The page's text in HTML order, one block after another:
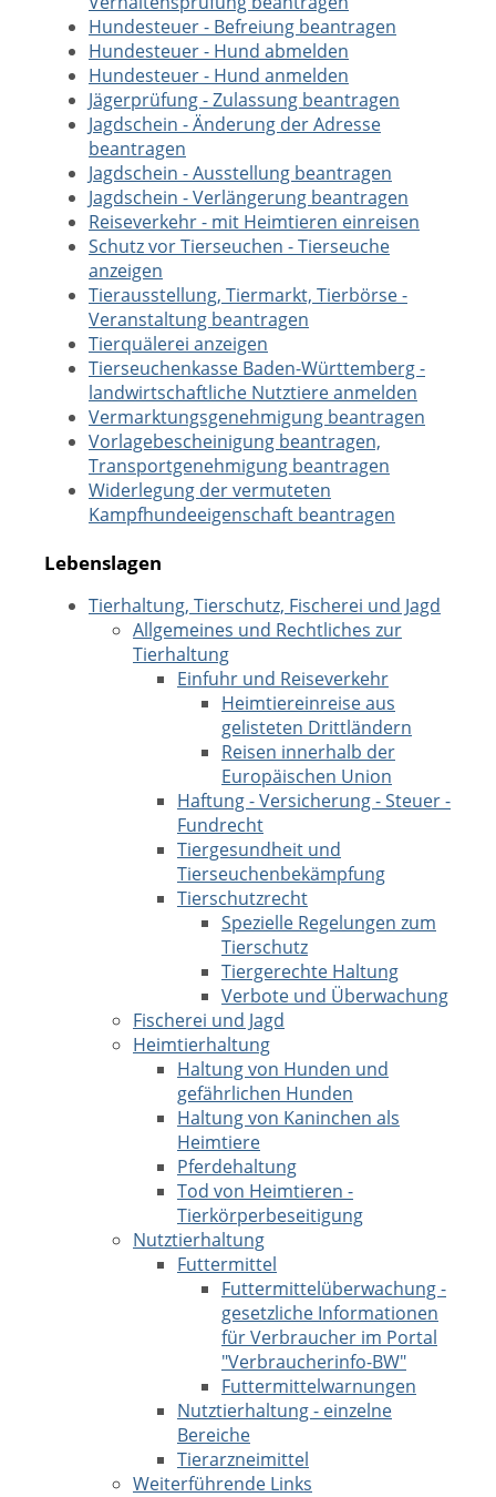
Hundesteuer - Befreiung beantragen
Hundesteuer - Hund abmelden
Hundesteuer - Hund anmelden
Jägerprüfung - Zulassung beantragen
Jagdschein - Änderung der Adresse
beantragen
Jagdschein - Ausstellung beantragen
Jagdschein - Verlängerung beantragen
Reiseverkehr - mit Heimtieren einreisen
Schutz vor Tierseuchen - Tierseuche
anzeigen
Tierausstellung, Tiermarkt, Tierbörse -
Veranstaltung beantragen
Tierquälerei anzeigen
Tierseuchenkasse Baden-Württemberg -
landwirtschaftliche Nutztiere anmelden
Vermarktungsgenehmigung beantragen
Vorlagebescheinigung beantragen,
Transportgenehmigung beantragen
Widerlegung der vermuteten
Kampfhundeeigenschaft beantragen
Lebenslagen
Tierhaltung, Tierschutz, Fischerei und Jagd
Allgemeines und Rechtliches zur
Tierhaltung
Einfuhr und Reiseverkehr
Heimtiereinreise aus
gelisteten Drittländern
Reisen innerhalb der
Europäischen Union
Haftung - Versicherung - Steuer -
Fundrecht
Tiergesundheit und
Tierseuchenbekämpfung
Tierschutzrecht
Spezielle Regelungen zum
Tierschutz
Tiergerechte Haltung
Verbote und Überwachung
Fischerei und Jagd
Heimtierhaltung
Haltung von Hunden und
gefährlichen Hunden
Haltung von Kaninchen als
Heimtiere
Pferdehaltung
Tod von Heimtieren -
Tierkörperbeseitigung
Nutztierhaltung
Futtermittel
Futtermittelüberwachung -
gesetzliche Informationen
für Verbraucher im Portal
"Verbraucherinfo-BW"
Futtermittelwarnungen
Nutztierhaltung - einzelne
Bereiche
Tierarzneimittel
Weiterführende Links